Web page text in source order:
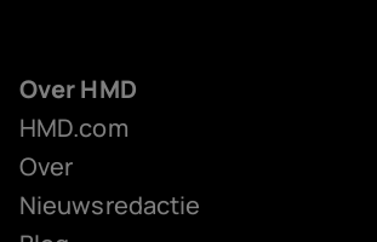
Over HMD
HMD.com
Over
Nieuwsredactie